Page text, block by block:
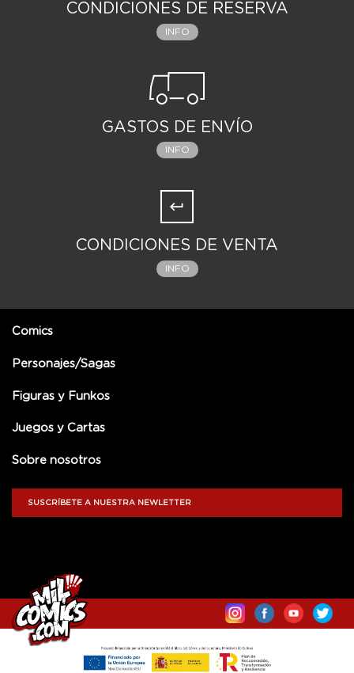
CONDICIONES DE RESERVA
INFO
GASTOS DE ENVÍO
INFO
CONDICIONES DE VENTA
INFO
Comics
Personajes/Sagas
Figuras y Funkos
Juegos y Cartas
Sobre nosotros
SUSCRÍBETE A NUESTRA NEWLETTER